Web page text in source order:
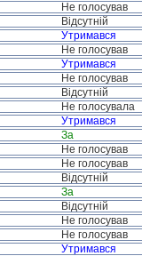
Не голосував
Відсутній
Утримався
Не голосував
Утримався
Не голосував
Відсутній
Не голосувала
Утримався
За
Не голосував
Не голосував
Відсутній
За
Відсутній
Не голосував
Не голосував
Утримався